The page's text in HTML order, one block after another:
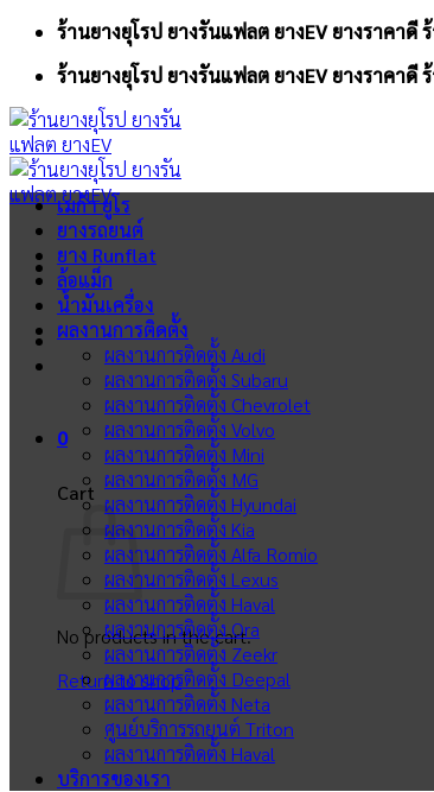
Skip
content
ร้านยางยุโรป ยางรันแฟลต ยางEV ยางราคา
ร้านยางยุโรป ยางรันแฟลต ยางEV ยางราคา
0
Cart
No products in the cart.
Return to shop
เมก้า ยูโร
ยางรถยนต์
ยาง Runflat
ล้อแม็ก
น้ำมันเครื่อง
ผลงานการติดตั้ง
ผลงานการติดตั้ง Audi
ผลงานการติดตั้ง Subaru
ผลงานการติดตั้ง Chevrolet
ผลงานการติดตั้ง Volvo
ผลงานการติดตั้ง Mini
ผลงานการติดตั้ง MG
ผลงานการติดตั้ง Hyundai
ผลงานการติดตั้ง Kia
ผลงานการติดตั้ง Alfa Romio
ผลงานการติดตั้ง Lexus
ผลงานการติดตั้ง Haval
ผลงานการติดตั้ง Ora
ผลงานการติดตั้ง Zeekr
ผลงานการติดตั้ง Deepal
ผลงานการติดตั้ง Neta
ศูนย์บริการรถยนต์ Triton
ผลงานการติดตั้ง Haval
บริการของเรา